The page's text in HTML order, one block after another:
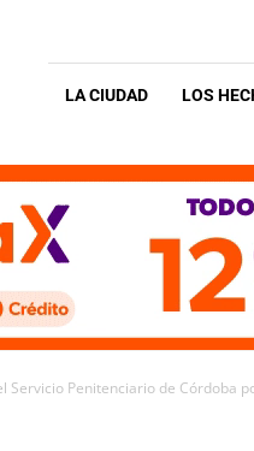
LA CIUDAD LOS
Servicio Penitenciario de Córdoba